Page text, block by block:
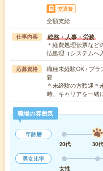
交通費
全額支給
仕事内容 総務・人事・労務
＊経費処理伝票など
払処理（システムへ
応募資格
職種未経験OK / ブラ
要
＊未経験の方歓迎
時、キャリアを一緒
職場の雰囲気
年齢層
20代
30代
男女比率
女性